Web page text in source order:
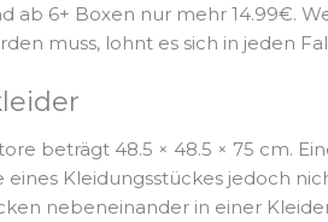
ab 6+ Boxen nur mehr 14.99€.
muss, lohnt es sich in jeden
beträgt 48.5 × 48.5 × 75 cm.
Kleidungsstückes jedoch
nebeneinander in einer